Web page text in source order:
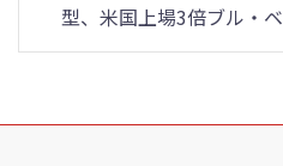
型、米国上場3倍ブル・
こ